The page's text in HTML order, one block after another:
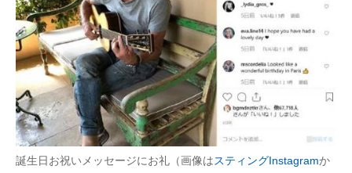
誕生日お祝いメッセージにお礼（画像はスティングInstagramか